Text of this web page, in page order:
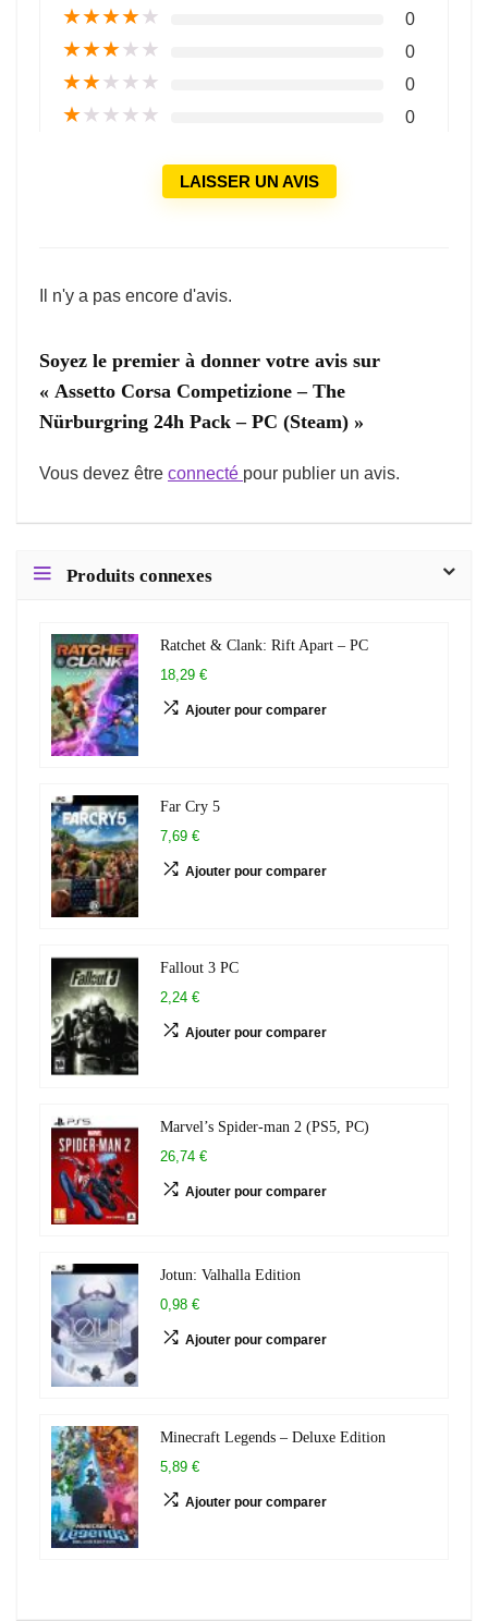
★★★★★ 0
★★★★★ 0
★★★★★ 0
★★★★★ 0
LAISSER UN AVIS
Il n'y a pas encore d'avis.
Soyez le premier à donner votre avis sur
« Assetto Corsa Competizione – The
Nürburgring 24h Pack – PC (Steam) »
Vous devez être connecté pour publier un avis.
Produits connexes
Ratchet & Clank: Rift Apart – PC
18,29 €
Ajouter pour comparer
Far Cry 5
7,69 €
Ajouter pour comparer
Fallout 3 PC
2,24 €
Ajouter pour comparer
Marvel’s Spider-man 2 (PS5, PC)
26,74 €
Ajouter pour comparer
Jotun: Valhalla Edition
0,98 €
Ajouter pour comparer
Minecraft Legends – Deluxe Edition
5,89 €
Ajouter pour comparer